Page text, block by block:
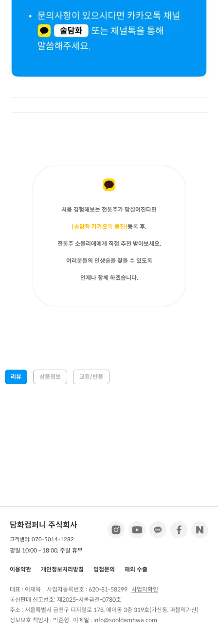
처음 경험해보는 전통주가 망설여진다면
[술담화 카카오톡 플친] 등록 후,
전통주 소믈리에에게 직접 추천 받아보세요.
여러분들의 인생술을 찾을 수 있도록
언제나 함께 하겠습니다.
리뷰 상품정보 교환/반품
담화컴퍼니 주식회사
고객센터: 070-5014-1282
평일 10:00 - 18:00, 주말 휴무
이용약관 개인정보처리방침 입점문의 해외 수출
대표 : 이재욱 사업자등록번호 : 620-81-58299 사업자확인
통신판매 신고번호: 제2025-서울금천-0780호
주소 : 서울특별시 금천구 디지털로 178, 에이동 3층 319호(가산동, 퍼블릭가산)
정보보호 책임자 : 박준형 이메일 : info@sooldamhwa.com